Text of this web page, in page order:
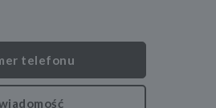
telefonu